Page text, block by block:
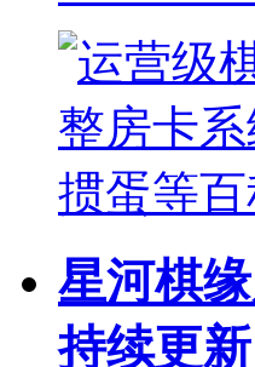
星河棋
持续更新